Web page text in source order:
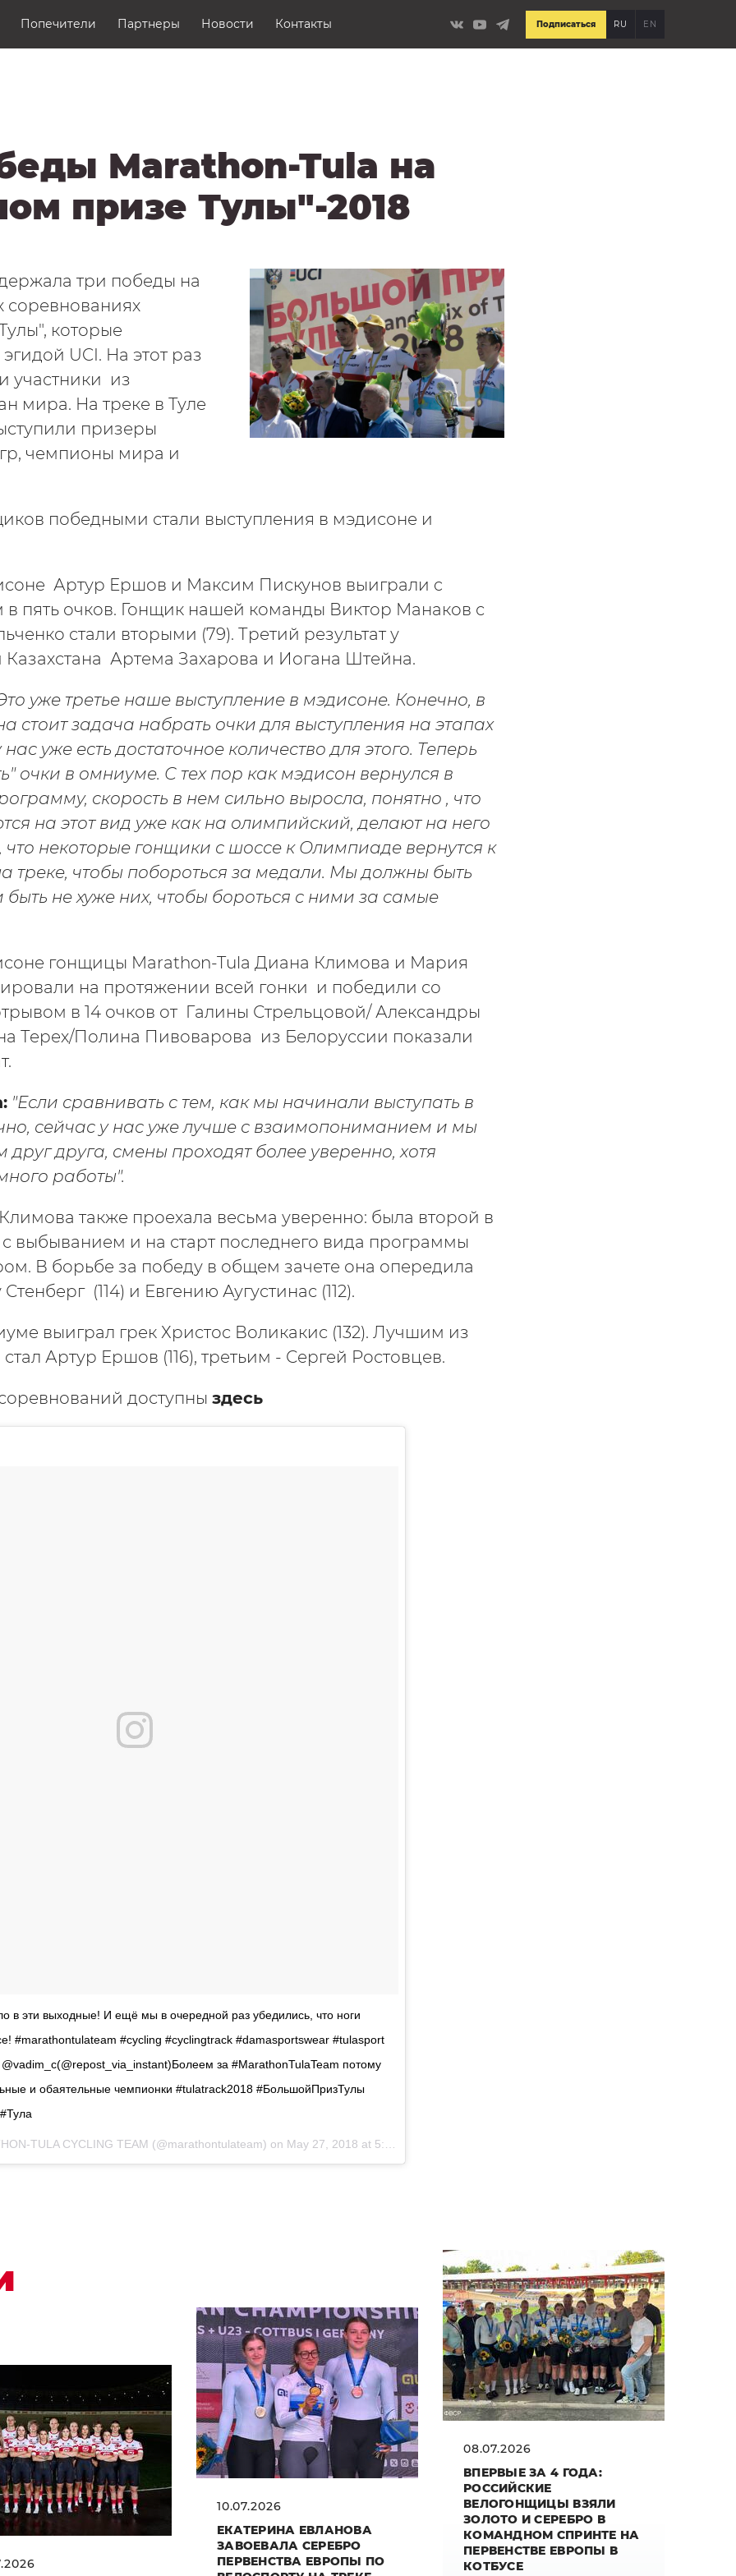
Попечители Партнеры Новости Контакты Подписаться RU EN
Marathon-Tula на
призе Тулы"-2018
три победы на
соревнованиях
которые
UCI. На этот раз
участники из
мира. На треке в Туле
призеры
чемпионы мира и
победными стали выступления в мэдисоне и
Артур Ершов и Максим Пискунов выиграли c
в пять очков. Гонщик нашей команды Виктор Манаков с
стали вторыми (79). Третий результат у
Казахстана Артема Захарова и Иогана Штейна.
уже третье наше выступление в мэдисоне. Конечно, в
стоит задача набрать очки для выступления на этапах
уже есть достаточное количество для этого. Теперь
очки в омниуме. С тех пор как мэдисон вернулся в
скорость в нем сильно выросла, понятно , что
на этот вид уже как на олимпийский, делают на него
что некоторые гонщики с шоссе к Олимпиаде вернутся к
треке, чтобы побороться за медали. Мы должны быть
быть не хуже них, чтобы бороться с ними за самые
гонщицы Marathon-Tula Диана Климова и Мария
на протяжении всей гонки и победили со
в 14 очков от Галины Стрельцовой/ Александры
Терех/Полина Пивоварова из Белоруссии показали
"Если сравнивать с тем, как мы начинали выступать в
сейчас у нас уже лучше с взаимопониманием и мы
друг друга, смены проходят более уверенно, хотя
работы".
также проехала весьма уверенно: была второй в
с выбыванием и на старт последнего вида программы
В борьбе за победу в общем зачете она опередила
(114) и Евгению Аугустинас (112).
выиграл грек Христос Воликакис (132). Лучшим из
Артур Ершов (116), третьим - Сергей Ростовцев.
соревнований доступны здесь
в эти выходные! И ещё мы в очередной раз убедились, что ноги
#marathontulateam #cycling #cyclingtrack #damasportswear #tulasport
за #MarathonTulaTeam потому
и обаятельные чемпионки #tulatrack2018 #БольшойПризТулы
TULA CYCLING TEAM (@marathontulateam) on May 27, 2018 at 5:21am PDT
10.07.2026
ЕКАТЕРИНА ЕВЛАНОВА
ЗАВОЕВАЛА СЕРЕБРО
ПЕРВЕНСТВА ЕВРОПЫ ПО
08.07.2026
ВПЕРВЫЕ ЗА 4 ГОДА:
РОССИЙСКИЕ
ВЕЛОГОНЩИЦЫ ВЗЯЛИ
ЗОЛОТО И СЕРЕБРО В
КОМАНДНОМ СПРИНТЕ НА
ПЕРВЕНСТВЕ ЕВРОПЫ В
КОТБУСЕ
Контакты